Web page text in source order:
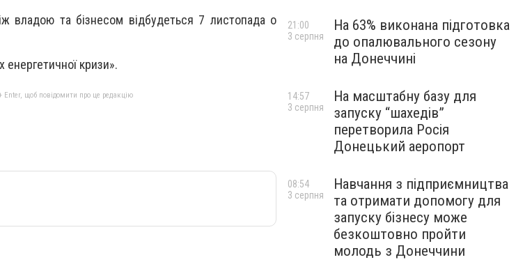
владою та бізнесом відбудеться 7 листопада о
енергетичної кризи».
Enter, щоб повідомити про це редакцію
На 63% виконана підготовка
до опалювального сезону
на Донеччині
21:00
3 серпня
На масштабну базу для
запуску “шахедів”
перетворила Росія
Донецький аеропорт
14:57
3 серпня
Навчання з підприємництва
та отримати допомогу для
запуску бізнесу може
безкоштовно пройти
молодь з Донеччини
08:54
3 серпня